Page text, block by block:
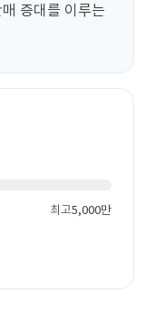
증대를 이루는
최고5,000만